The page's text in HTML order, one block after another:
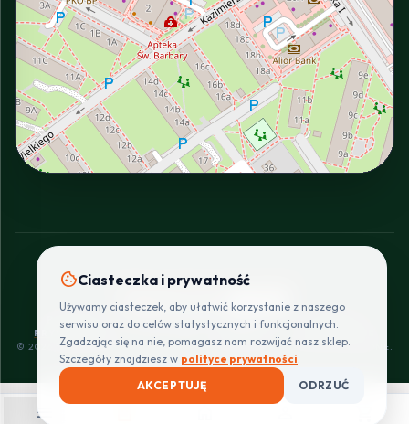
menu
INTERACTIVE VIEW
SZYBKIE I BEZPIECZNE PŁATNOŚCI
POLITYKA
PRYWATNOŚCI
REGULAMIN
CENNIK
DOSTAW
ZWROTY I
REKLAMACJE
© 2026 PROINSTALLER.PL - KNURÓW. WSZYSTKIE PRAWA ZASTRZEŻONE.
cookieCiasteczka i prywatność
Używamy ciasteczek, aby ułatwić korzystanie z naszego
serwisu oraz do celów statystycznych i funkcjonalnych.
Zgadzając się na nie, pomagasz nam rozwijać nasz sklep.
Szczegóły znajdziesz w polityce prywatności.
AKCEPTUJĘ
ODRZUĆ